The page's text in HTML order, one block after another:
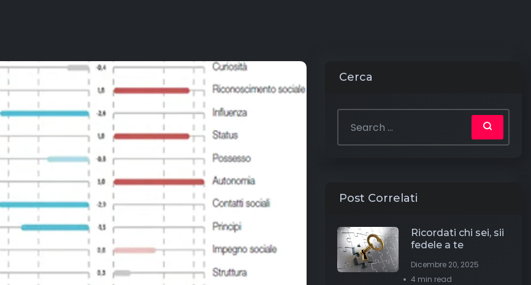
Cerca
Post Correlati
Ricordati chi sei, sii
fedele a te
Dicembre 20, 2025
4 min read